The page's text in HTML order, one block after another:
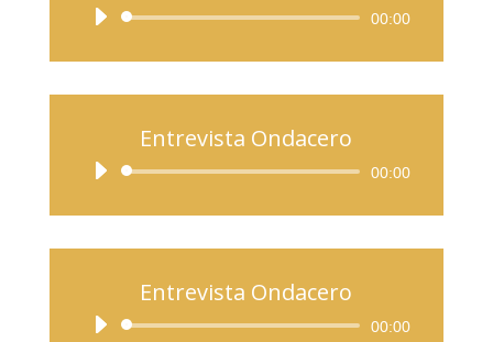
Reproductor
audio
00:00
Entrevista Ondacero
Reproductor
audio
00:00
Entrevista Ondacero
Reproductor
00:00